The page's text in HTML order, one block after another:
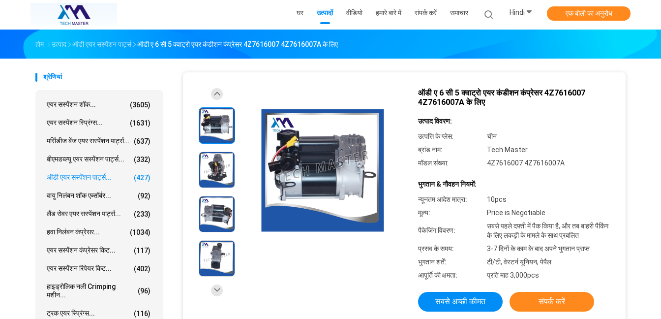
घर उत्पादों वीडियो हमारे बारे में संपर्क करें समाचार Hindi एक बोली का अनुरोध
होम उत्पाद ऑडी एयर सस्पेंशन पार्ट्स ऑडी ए 6 सी 5 क्वाट्रो एयर कंडीशन कंप्रेसर 4Z7616007 4Z7616007A के लिए
श्रेणियां
एयर सस्पेंशन शॉक... (3605)
एयर सस्पेंशन स्प्रिंग्स... (1631)
मर्सिडीज बेंज एयर सस्पेंशन पार्ट्स... (637)
बीएमडब्ल्यू एयर सस्पेंशन पार्ट्स... (332)
ऑडी एयर सस्पेंशन पार्ट्स... (427)
वायु निलंबन शॉक एब्सॉर्बर... (92)
लैंड रोवर एयर सस्पेंशन पार्ट्स... (233)
हवा निलंबन कंप्रेसर... (1034)
एयर सस्पेंशन कंप्रेसर किट... (117)
एयर सस्पेंशन रिपेयर किट... (402)
हाइड्रोलिक नली Crimping
मशीन...
(96)
ट्रक एयर स्प्रिंग्स... (116)
ऑडी ए 6 सी 5 क्वाट्रो एयर कंडीशन कंप्रेसर 4Z7616007
4Z7616007A के लिए
उत्पाद विवरण:
उत्पत्ति के प्लेस:
चीन
ब्रांड नाम:
Tech Master
मॉडल संख्या:
4Z7616007 4Z7616007A
भुगतान & नौवहन नियमों:
न्यूनतम आदेश मात्रा:
10pcs
मूल्य:
Price is Negotiable
पैकेजिंग विवरण:
सबसे पहले दफ़्ती में पैक किया है, और तब बाहरी पैकिंग
के लिए लकड़ी के मामले के साथ प्रबलित
प्रसव के समय:
3-7 दिनों के काम के बाद अपने भुगतान प्राप्त
भुगतान शर्तें:
टी/टी, वेस्टर्न यूनियन, पेपैल
आपूर्ति की क्षमता:
प्रति माह 3,000pcs
सबसे अच्छी कीमत संपर्क करें